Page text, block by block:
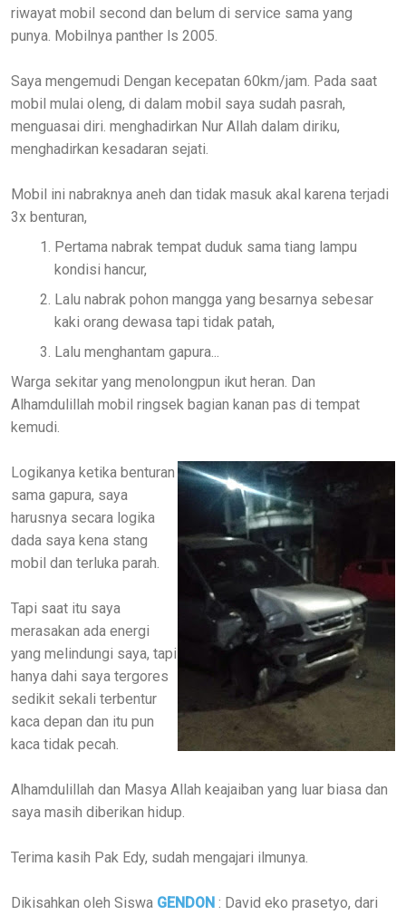
riwayat mobil second dan belum di service sama yang
punya. Mobilnya panther ls 2005.
Saya mengemudi Dengan kecepatan 60km/jam. Pada saat
mobil mulai oleng, di dalam mobil saya sudah pasrah,
menguasai diri. menghadirkan Nur Allah dalam diriku,
menghadirkan kesadaran sejati.
Mobil ini nabraknya aneh dan tidak masuk akal karena terjadi
3x benturan,
Pertama nabrak tempat duduk sama tiang lampu
kondisi hancur,
Lalu nabrak pohon mangga yang besarnya sebesar
kaki orang dewasa tapi tidak patah,
Lalu menghantam gapura...
Warga sekitar yang menolongpun ikut heran. Dan
Alhamdulillah mobil ringsek bagian kanan pas di tempat
kemudi.
Logikanya ketika benturan
sama gapura, saya
harusnya secara logika
dada saya kena stang
mobil dan terluka parah.
Tapi saat itu saya
merasakan ada energi
yang melindungi saya, tapi
hanya dahi saya tergores
sedikit sekali terbentur
kaca depan dan itu pun
kaca tidak pecah.
Alhamdulillah dan Masya Allah keajaiban yang luar biasa dan
saya masih diberikan hidup.
Terima kasih Pak Edy, sudah mengajari ilmunya.
Dikisahkan oleh Siswa GENDON : David eko prasetyo, dari